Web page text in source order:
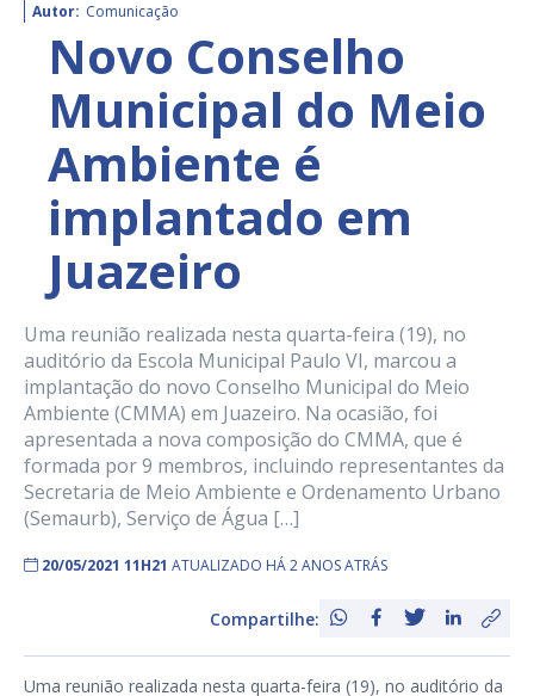
Autor: Comunicação
Novo Conselho
Municipal do Meio
Ambiente é
implantado em
Juazeiro
Uma reunião realizada nesta quarta-feira (19), no
auditório da Escola Municipal Paulo VI, marcou a
implantação do novo Conselho Municipal do Meio
Ambiente (CMMA) em Juazeiro. Na ocasião, foi
apresentada a nova composição do CMMA, que é
formada por 9 membros, incluindo representantes da
Secretaria de Meio Ambiente e Ordenamento Urbano
(Semaurb), Serviço de Água […]
20/05/2021 11H21 ATUALIZADO HÁ 2 ANOS ATRÁS
Compartilhe:
Uma reunião realizada nesta quarta-feira (19), no auditório da